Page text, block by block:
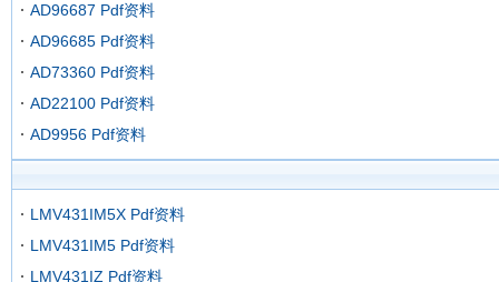
AD96687 Pdf资料
AD96685 Pdf资料
AD73360 Pdf资料
AD22100 Pdf资料
AD9956 Pdf资料
LMV431IM5X Pdf资料
LMV431IM5 Pdf资料
LMV431IZ Pdf资料